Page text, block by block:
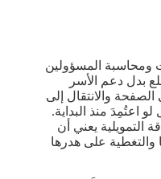
ومحاسبة المسؤولين
بدل دعم الأسر
الصفحة والانتقال إلى
اعتُمِدَ منذ البداية.
التمويلية يعني أن
والتغطية على هدرها